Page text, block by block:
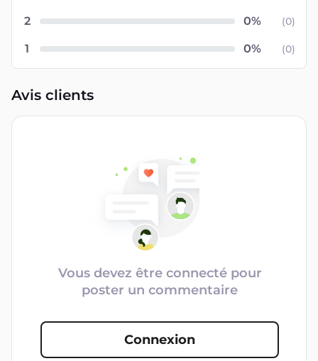
2 (0)
1 (0)
Avis clients
Vous devez être connecté pour
poster un commentaire
Connexion